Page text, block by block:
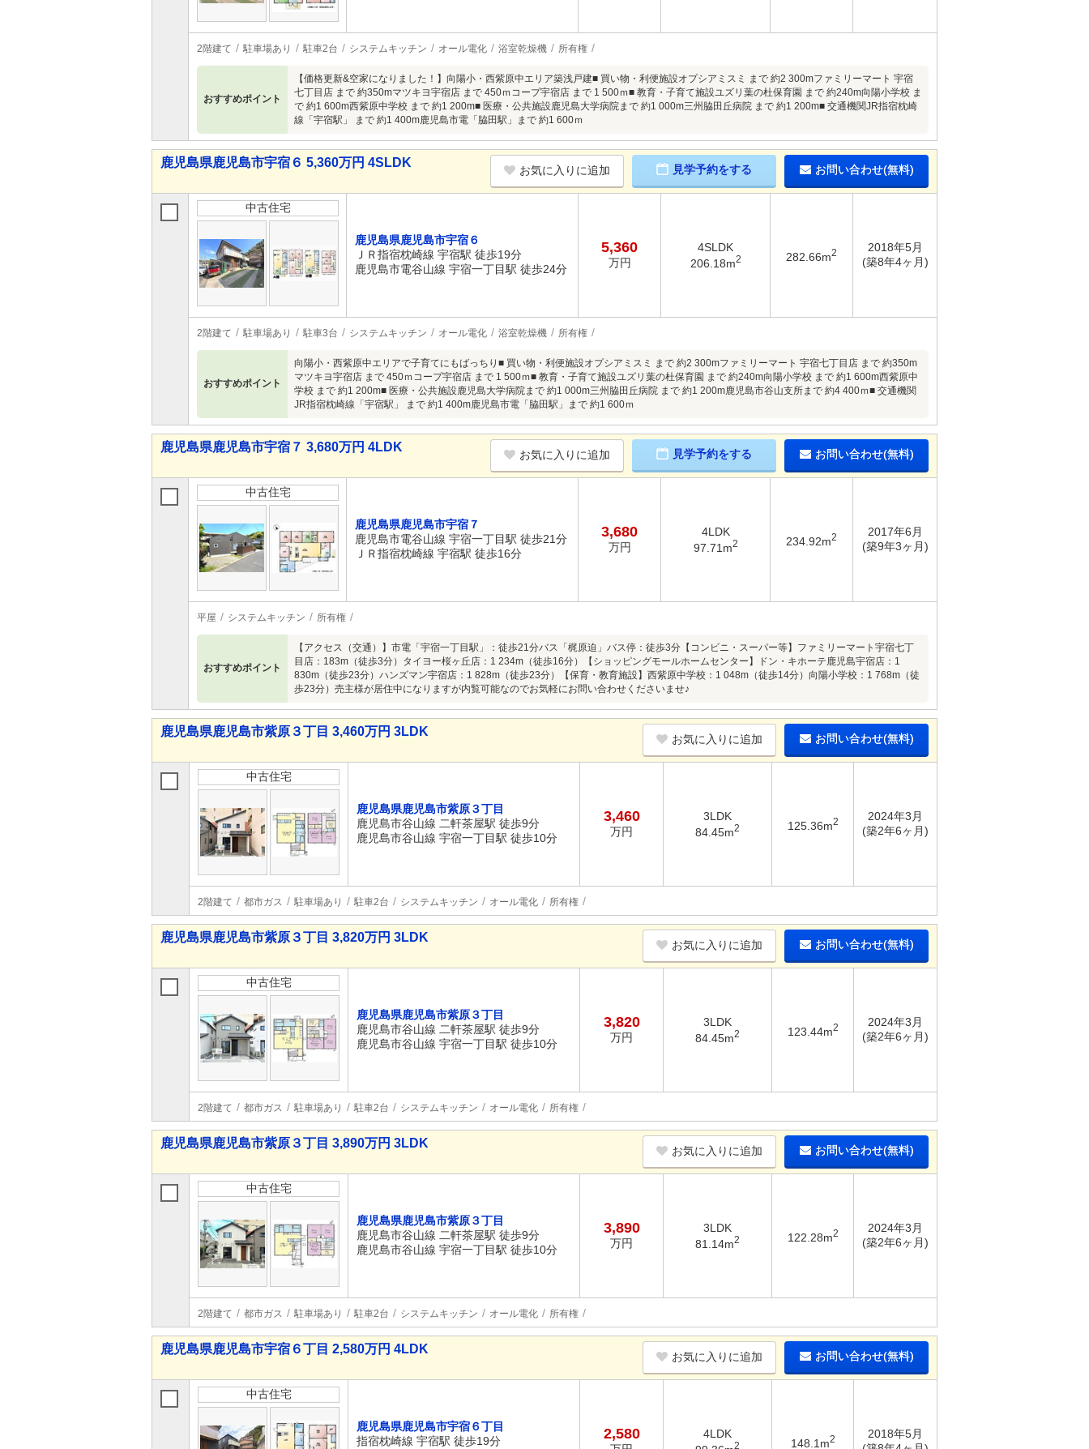
2階建て 駐車場あり 駐車2台 システムキッチン オール電化 浴室乾燥機 所有権
おすすめポイント
【価格更新&空家になりました！】向陽小・西紫原中エリア築浅戸建■ 買い物・利便施設オプシアミスミ まで 約2 300mファミリーマート 宇宿
七丁目店 まで 約350mマツキヨ宇宿店 まで 450ｍコープ宇宿店 まで 1 500ｍ■ 教育・子育て施設ユズリ葉の杜保育園 まで 約240m向陽小学校 ま
で 約1 600m西紫原中学校 まで 約1 200m■ 医療・公共施設鹿児島大学病院まで 約1 000m三州脇田丘病院 まで 約1 200m■ 交通機関JR指宿枕崎
線「宇宿駅」 まで 約1 400m鹿児島市電「脇田駅」まで 約1 600ｍ
鹿児島県鹿児島市宇宿６ 5,360万円 4SLDK
お気に入りに追加 見学予約をする お問い合わせ(無料)
中古住宅
鹿児島県鹿児島市宇宿６
ＪＲ指宿枕崎線 宇宿駅 徒歩19分
鹿児島市電谷山線 宇宿一丁目駅 徒歩24分
5,360
万円
4SLDK
206.18m2 282.66m2
2018年5月
(築8年4ヶ月)
2階建て 駐車場あり 駐車3台 システムキッチン オール電化 浴室乾燥機 所有権
おすすめポイント
向陽小・西紫原中エリアで子育てにもばっちり■ 買い物・利便施設オプシアミスミ まで 約2 300mファミリーマート 宇宿七丁目店 まで 約350m
マツキヨ宇宿店 まで 450ｍコープ宇宿店 まで 1 500ｍ■ 教育・子育て施設ユズリ葉の杜保育園 まで 約240m向陽小学校 まで 約1 600m西紫原中
学校 まで 約1 200m■ 医療・公共施設鹿児島大学病院まで 約1 000m三州脇田丘病院 まで 約1 200m鹿児島市谷山支所まで 約4 400ｍ■ 交通機関
JR指宿枕崎線「宇宿駅」 まで 約1 400m鹿児島市電「脇田駅」まで 約1 600ｍ
鹿児島県鹿児島市宇宿７ 3,680万円 4LDK
お気に入りに追加 見学予約をする お問い合わせ(無料)
中古住宅
鹿児島県鹿児島市宇宿７
鹿児島市電谷山線 宇宿一丁目駅 徒歩21分
ＪＲ指宿枕崎線 宇宿駅 徒歩16分
3,680
万円
4LDK
97.71m2 234.92m2
2017年6月
(築9年3ヶ月)
平屋 システムキッチン 所有権
おすすめポイント
【アクセス（交通）】市電「宇宿一丁目駅」：徒歩21分バス「梶原迫」バス停：徒歩3分【コンビニ・スーパー等】ファミリーマート宇宿七丁
目店：183m（徒歩3分）タイヨー桜ヶ丘店：1 234m（徒歩16分）【ショッピングモールホームセンター】ドン・キホーテ鹿児島宇宿店：1
830m（徒歩23分）ハンズマン宇宿店：1 828m（徒歩23分）【保育・教育施設】西紫原中学校：1 048m（徒歩14分）向陽小学校：1 768m（徒
歩23分）売主様が居住中になりますが内覧可能なのでお気軽にお問い合わせくださいませ♪
鹿児島県鹿児島市紫原３丁目 3,460万円 3LDK
お気に入りに追加 お問い合わせ(無料)
中古住宅
鹿児島県鹿児島市紫原３丁目
鹿児島市谷山線 二軒茶屋駅 徒歩9分
鹿児島市谷山線 宇宿一丁目駅 徒歩10分
3,460
万円
3LDK
84.45m2 125.36m2
2024年3月
(築2年6ヶ月)
2階建て 都市ガス 駐車場あり 駐車2台 システムキッチン オール電化 所有権
鹿児島県鹿児島市紫原３丁目 3,820万円 3LDK
お気に入りに追加 お問い合わせ(無料)
中古住宅
鹿児島県鹿児島市紫原３丁目
鹿児島市谷山線 二軒茶屋駅 徒歩9分
鹿児島市谷山線 宇宿一丁目駅 徒歩10分
3,820
万円
3LDK
84.45m2 123.44m2
2024年3月
(築2年6ヶ月)
2階建て 都市ガス 駐車場あり 駐車2台 システムキッチン オール電化 所有権
鹿児島県鹿児島市紫原３丁目 3,890万円 3LDK
お気に入りに追加 お問い合わせ(無料)
中古住宅
鹿児島県鹿児島市紫原３丁目
鹿児島市谷山線 二軒茶屋駅 徒歩9分
鹿児島市谷山線 宇宿一丁目駅 徒歩10分
3,890
万円
3LDK
81.14m2 122.28m2
2024年3月
(築2年6ヶ月)
2階建て 都市ガス 駐車場あり 駐車2台 システムキッチン オール電化 所有権
鹿児島県鹿児島市宇宿６丁目 2,580万円 4LDK
お気に入りに追加 お問い合わせ(無料)
中古住宅
鹿児島県鹿児島市宇宿６丁目
指宿枕崎線 宇宿駅 徒歩19分
2,580
4LDK
2 148.1m2
2018年5月